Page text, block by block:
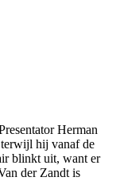
Herman
hij vanaf de
blinkt uit, want er
der Zandt is